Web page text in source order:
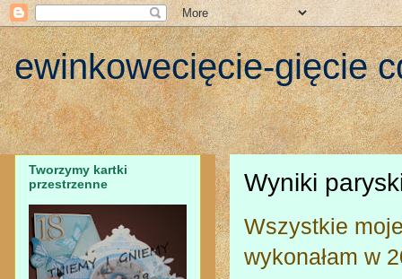
ewinkowecięcie-gięcie
Wyniki
Wszystkie
wykonałam w
Tworzymy kartki
przestrzenne